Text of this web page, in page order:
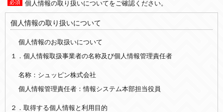
個人情報の取り扱いについてをご確認ください。
個人情報の取り扱いについて
個人情報のお取扱いについて
１．個人情報取扱事業者の名称及び個人情報管理責任者
名称：シュッピン株式会社
個人情報管理責任者：情報システム本部担当役員
２．取得する個人情報と利用目的